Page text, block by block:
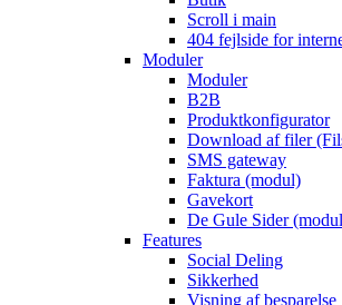
Scroll i main
404 fejlside for
Moduler
Moduler
B2B
Produktkonfigurator
Download af filer
SMS gateway
Faktura (modul)
Gavekort
De Gule Sider
Features
Social Deling
Sikkerhed
Visning af besparelse